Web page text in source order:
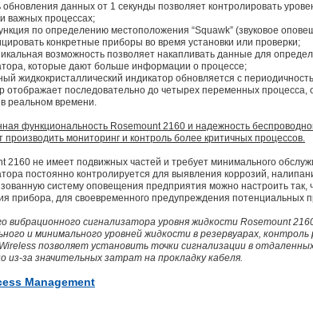
обновления данных от 1 секунды позволяет контролировать
важных процессах;
по определению местоположения “Squawk” (звуковое
конкретные приборы во время установки или проверки;
возможность позволяет накапливать данные для
которые дают больше информации о процессе;
жидкокристаллический индикатор обновляется с
отображает последовательно до четырех переменных процесса,
реальном времени.
функциональность Rosemount 2160 и надежность
производить мониторинг и контроль более критичных процессов.
2160 не имеет подвижных частей и требует минимального
постоянно контролируется для выявления коррозий,
систему оповещения предприятия можно настроить так,
прибора, для своевременного предупреждения потенциальных
вибрационного сигнализатора уровня жидкости Rosemount
и минимального уровней жидкости в резервуарах,
позволяет установить точки сигнализации в
за значительных затрат на прокладку кабеля.
Management